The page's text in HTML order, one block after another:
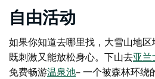
自由活动
如果你知道去哪里找，大雪山地区
既刺激又能放松身心。下山去亚兰
免费畅游温泉池– 一个被森林环绕